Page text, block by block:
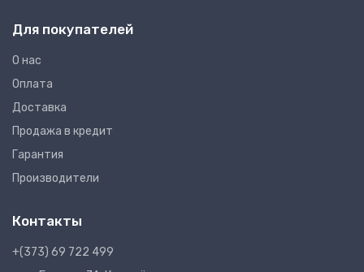
Для покупателей
О нас
Оплата
Доставка
Продажа в кредит
Гарантия
Производители
Контакты
+(373) 69 722 499